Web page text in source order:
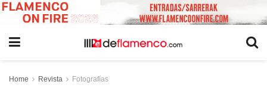
Home Revista Fotografías